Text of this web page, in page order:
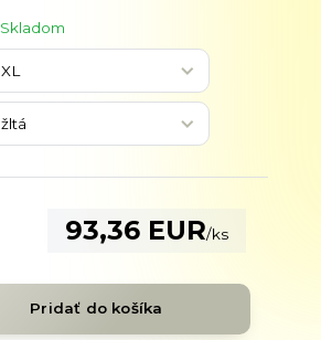
Skladom
93,36 EUR/ks
Pridať do košíka